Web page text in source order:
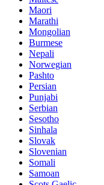
Maori
Marathi
Mongolian
Burmese
Nepali
Norwegian
Pashto
Persian
Punjabi
Serbian
Sesotho
Sinhala
Slovak
Slovenian
Somali
Samoan